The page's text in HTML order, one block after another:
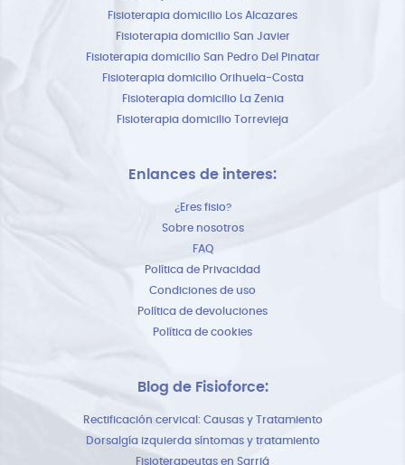
Fisioterapia domicilio Los Alcazares
Fisioterapia domicilio San Javier
Fisioterapia domicilio San Pedro Del Pinatar
Fisioterapia domicilio Orihuela-Costa
Fisioterapia domicilio La Zenia
Fisioterapia domicilio Torrevieja
Enlances de interes:
¿Eres fisio?
Sobre nosotros
FAQ
Política de Privacidad
Condiciones de uso
Política de devoluciones
Política de cookies
Blog de Fisioforce:
Rectificación cervical: Causas y Tratamiento
Dorsalgía izquierda síntomas y tratamiento
Fisioterapeutas en Sarriá